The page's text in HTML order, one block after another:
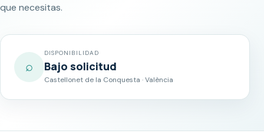
que necesitas.
⌕
DISPONIBILIDAD
Bajo solicitud
Castellonet de la Conquesta · València